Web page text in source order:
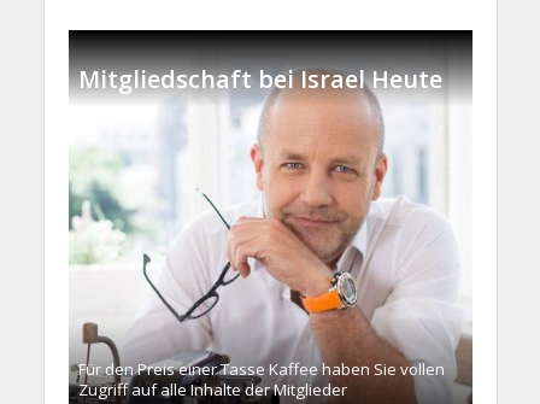
Mitgliedschaft bei Israel Heute
Für den Preis einer Tasse Kaffee haben Sie vollen
Zugriff auf alle Inhalte der Mitglieder